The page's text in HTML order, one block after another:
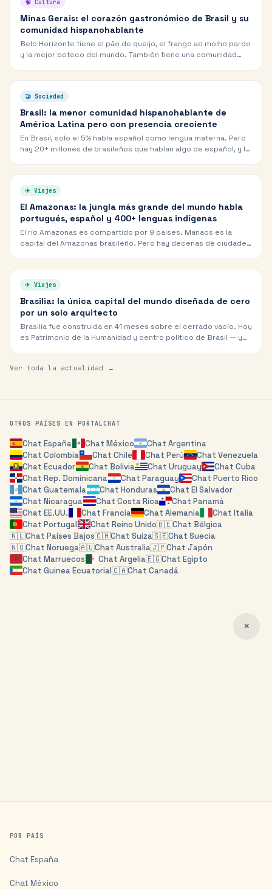
🧠 Cultura
Minas Gerais: el corazón gastronómico de Brasil y su
comunidad hispanohablante
Belo Horizonte tiene el pão de queijo, el frango ao molho pardo
y la mejor boteco del mundo. También tiene una comunidad
🤝 Sociedad
Brasil: la menor comunidad hispanohablante de
América Latina pero con presencia creciente
En Brasil, solo el 5% habla español como lengua materna. Pero
hay 20+ millones de brasileños que hablan algo de español, y la
✈️ Viajes
El Amazonas: la jungla más grande del mundo habla
portugués, español y 400+ lenguas indígenas
El río Amazonas es compartido por 9 países. Manaos es la
capital del Amazonas brasileño. Pero hay decenas de ciudades
✈️ Viajes
Brasilia: la única capital del mundo diseñada de cero
por un solo arquitecto
Brasilia fue construida en 41 meses sobre el cerrado vacío. Hoy
es Patrimonio de la Humanidad y centro político de Brasil — y
Ver toda la actualidad →
OTROS PAÍSES EN PORTALCHAT
ChatEspaña Chat México Chat Argentina
ChatColombia Chat Chile Chat Perú ChatVenezuela
ChatEcuador Chat Bolivia Chat Uruguay ChatCuba
ChatRep. Dominicana Chat Paraguay Chat Puerto Rico
ChatGuatemala Chat Honduras Chat El Salvador
ChatNicaragua Chat Costa Rica Chat Panamá
ChatEE.UU. Chat Francia Chat Alemania ChatItalia
ChatPortugal Chat Reino Unido🇧🇪Chat Bélgica
🇳🇱Chat Países Bajos🇨🇭Chat Suiza🇸🇪Chat Suecia
🇳🇴Chat Noruega🇦🇺Chat Australia🇯🇵Chat Japón
ChatMarruecos Chat Argelia🇪🇬Chat Egipto
ChatGuinea Ecuatorial🇨🇦ChatCanadá
✕
POR PAÍS
Chat España
Chat México